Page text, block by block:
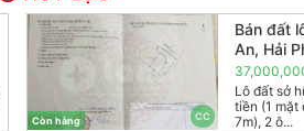
CC
Còn hàng
Bán đất
An, Hải
Lô đất sở
tiền (1 mặt
7m), 2 ô...